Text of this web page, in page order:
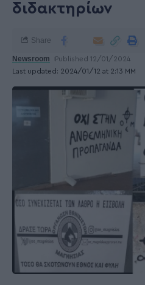
διδακτηρίων
Last updated: 2024/01/12 at 2:13 ΜΜ
Newsroom Published 12/01/2024
Share